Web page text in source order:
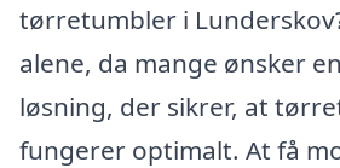
tørretumbler i
alene, da mange ønsker
løsning, der sikrer, at
fungerer optimalt. At få